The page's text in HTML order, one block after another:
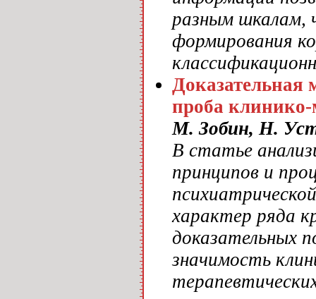
разным шкалам,
формирования
Доказательная
проба клинико-
М. Зобин, Н.
В статье
принципов и
характер ряда
доказательных
значимость